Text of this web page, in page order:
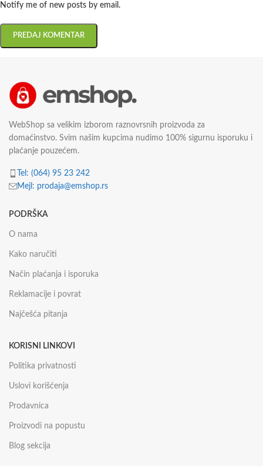
Notify me of new posts by email.
WebShop sa velikim izborom raznovrsnih proizvoda za
domaćinstvo. Svim našim kupcima nudimo 100% sigurnu isporuku i
plaćanje pouzećem.
Tel: (064) 95 23 242
Mejl: prodaja@emshop.rs
PODRŠKA
O nama
Kako naručiti
Način plaćanja i isporuka
Reklamacije i povrat
Najčešća pitanja
KORISNI LINKOVI
Politika privatnosti
Uslovi korišćenja
Prodavnica
Proizvodi na popustu
Blog sekcija